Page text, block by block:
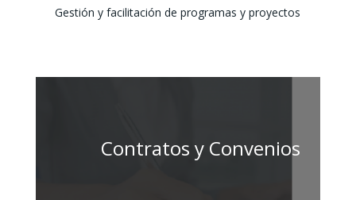
Gestión y facilitación de programas y proyectos
Contratos y Convenios